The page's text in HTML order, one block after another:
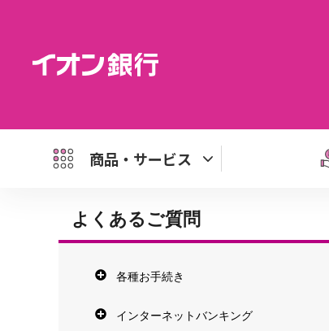
商品・サービス
よくあるご質問
各種お手続き
インターネットバンキング